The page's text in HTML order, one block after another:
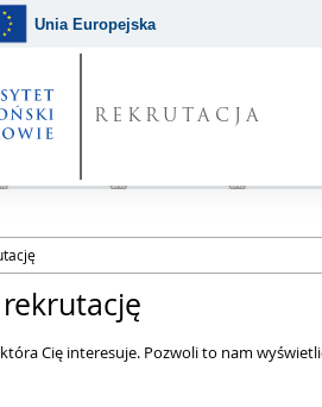
Unia Europejska
REKRUTACJA
Cię interesuje. Pozwoli to nam